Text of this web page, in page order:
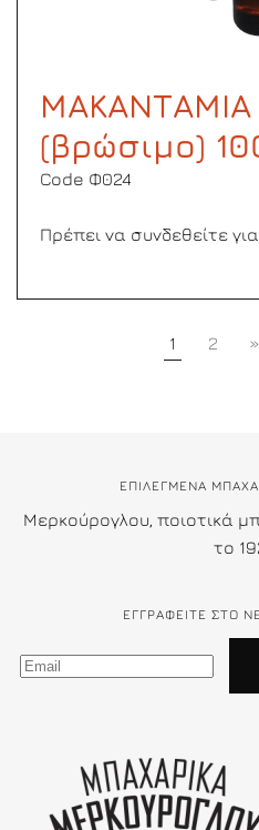
ΜΑΚΑΝΤΑΜΙΑ
(βρώσιμο)
Code Φ024
Πρέπει να συνδεθείτε
1 2 »
ΕΠΙΛΕΓΜΕΝΑ
Μερκούρογλου, ποιοτικά
το
ΕΓΓΡΑΦΕΊΤΕ ΣΤΟ